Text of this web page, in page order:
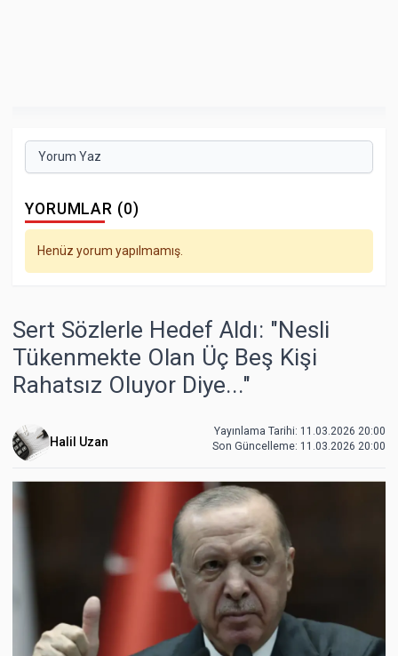
Yorum Yaz
YORUMLAR (0)
Henüz yorum yapılmamış.
Sert Sözlerle Hedef Aldı: "Nesli
Tükenmekte Olan Üç Beş Kişi
Rahatsız Oluyor Diye..."
Halil Uzan
Yayınlama Tarihi: 11.03.2026 20:00
Son Güncelleme: 11.03.2026 20:00